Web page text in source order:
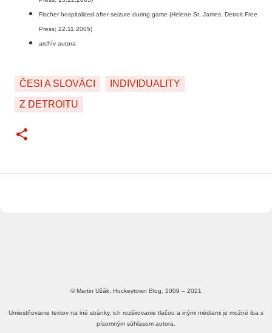
Fischer hospitalized after seizure during game (Helene St. James, Detroit Free
Press; 22.11.2005)
archív autora
ČESI A SLOVÁCI
INDIVIDUALITY
Z DETROITU
© Martin Užák, Hockeytown Blog, 2009 – 2021
Umiestňovanie textov na iné stránky, ich rozširovanie tlačou a inými médiami je možné iba s
písomným súhlasom autora.